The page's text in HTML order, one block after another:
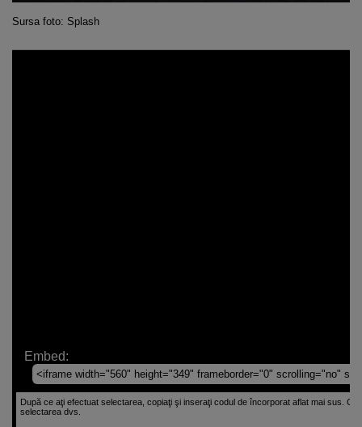
Sursa foto: Splash
Embed:
După ce aţi efectuat selectarea, copiaţi şi inseraţi codul de încorporat aflat mai sus.
selectarea dvs.